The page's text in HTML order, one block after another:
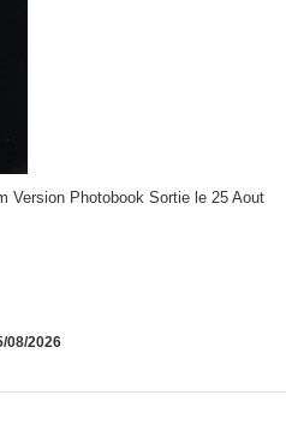
Version Photobook Sortie le 25 Aout
08/2026